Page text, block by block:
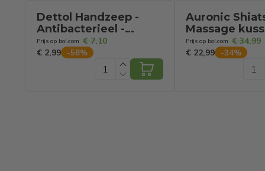
Dettol Handzeep -
Antibacterieel -
Verzachtend - Aloë
Vera - 250 ml
Prijs op bol.com € 7,10
€ 2,99
-58%
Auronic
Massage
Elektrisch
Massage
1.8m kabel -
Functie –
Prijs op bol.com € 34,99
€ 22,99
-34%